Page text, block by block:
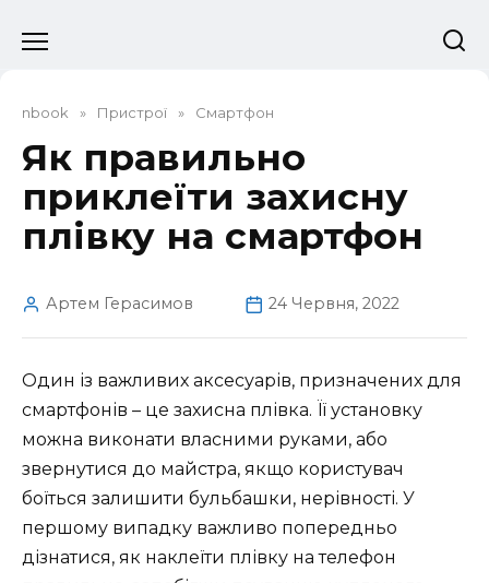
до
nbook » Пристрої » Смартфон
Як правильно
приклеїти захисну
плівку на смартфон
Артем Герасимов 24 Червня, 2022
Один із важливих аксесуарів, призначених для
смартфонів – це захисна плівка. Її установку
можна виконати власними руками, або
звернутися до майстра, якщо користувач
боїться залишити бульбашки, нерівності. У
першому випадку важливо попередньо
дізнатися, як наклеїти плівку на телефон